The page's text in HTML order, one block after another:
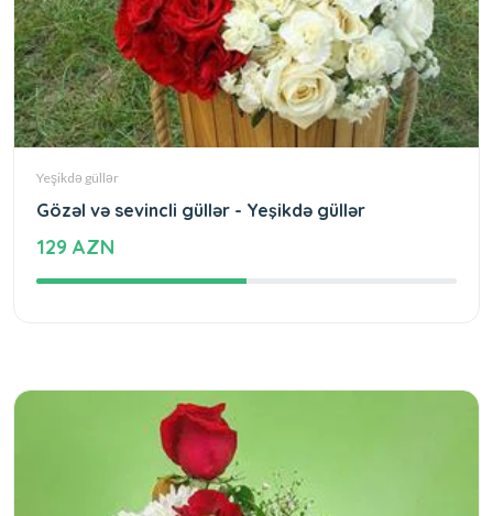
Yeşikdə güllər
Gözəl və sevincli güllər - Yeşikdə güllər
129 AZN